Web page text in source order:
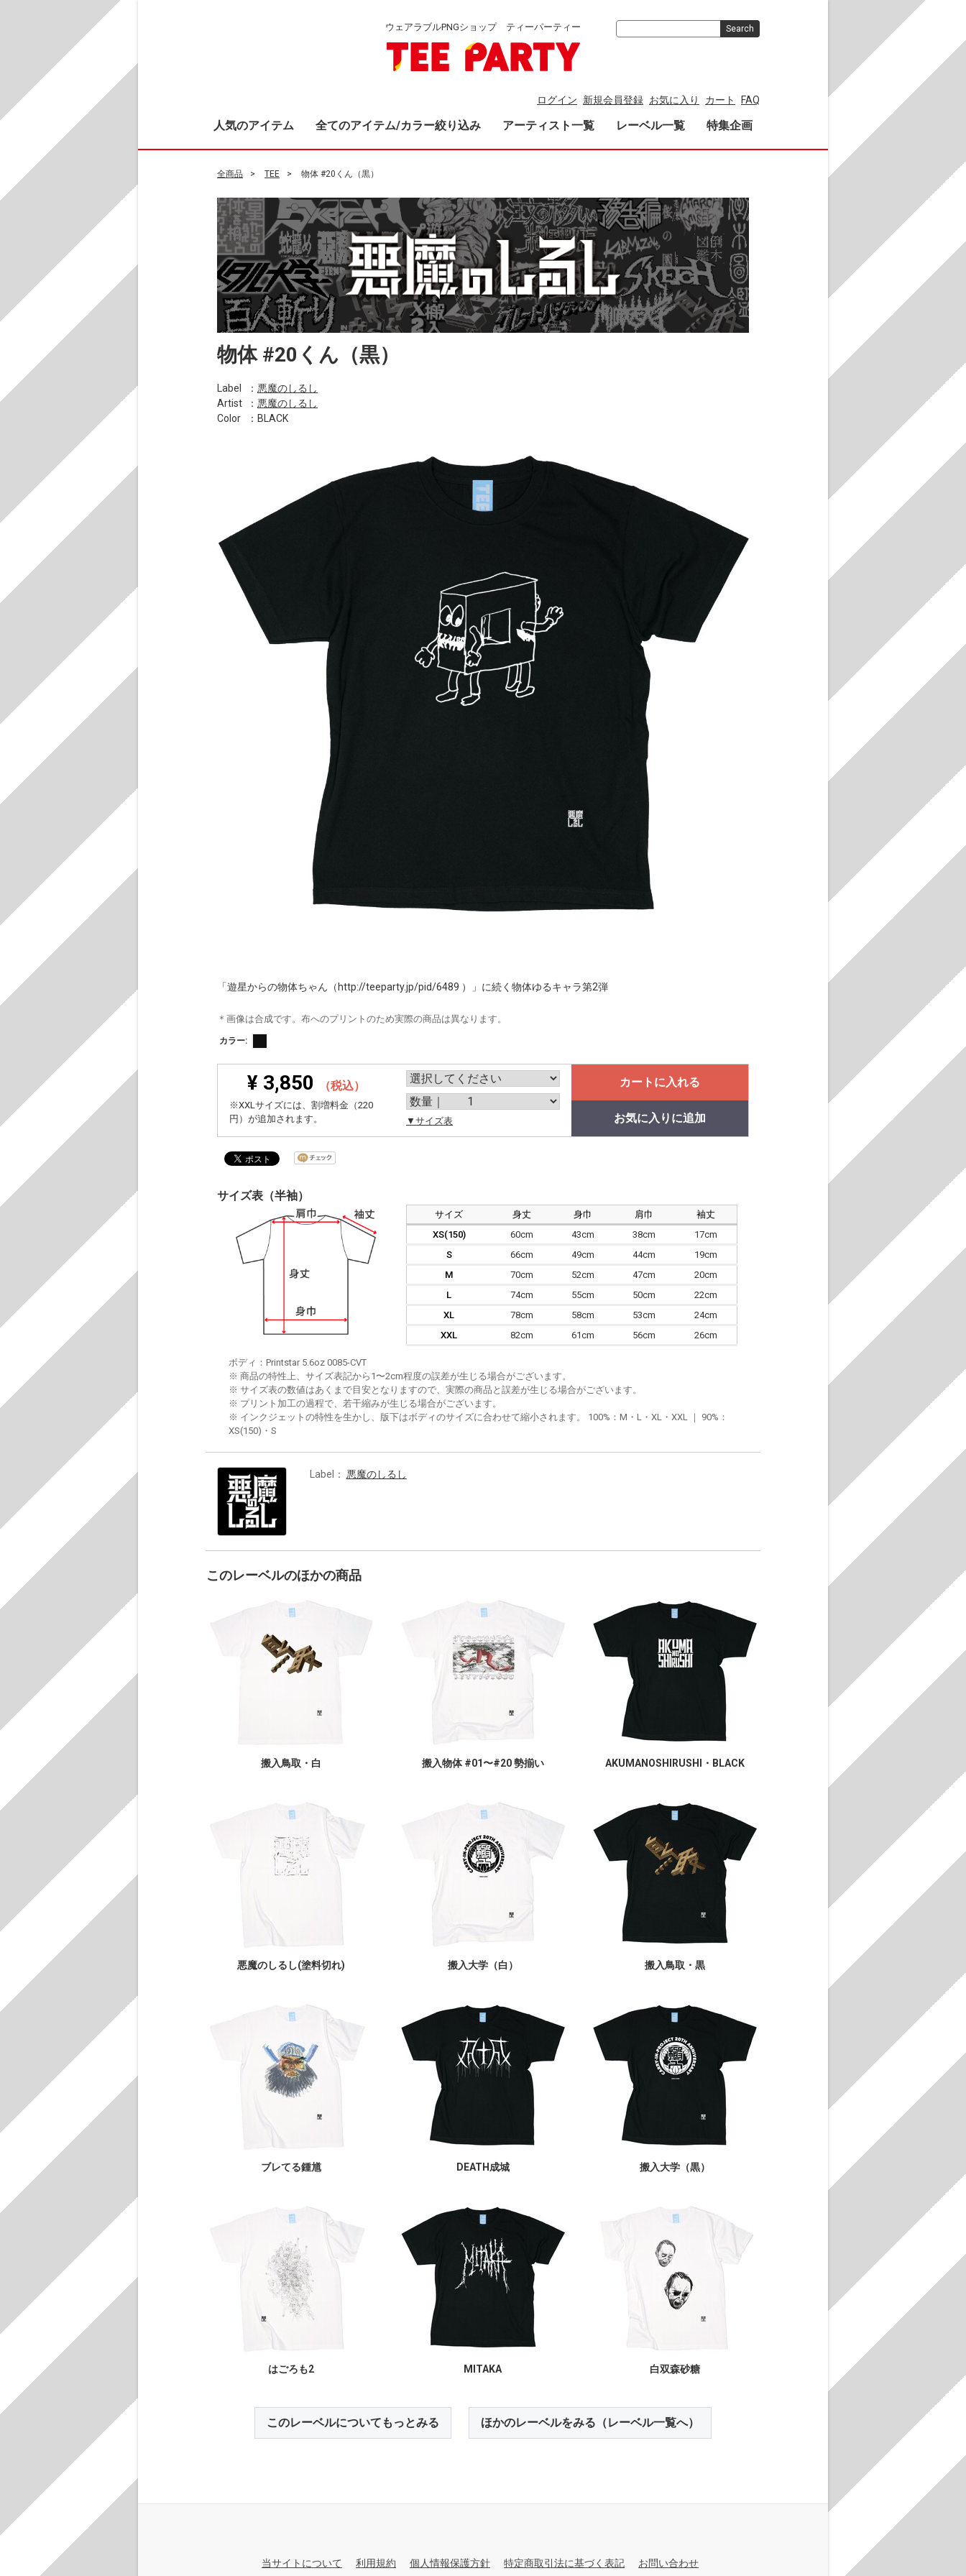
ウェアラブルPNGショップ ティーパーティー
ログイン 新規会員登録 お気に入り カート FAQ
人気のアイテム 全てのアイテム/カラー絞り込み アーティスト一覧 レーベル一覧 特集企画
Search
全商品 TEE 物体 #20くん（黒）
物体 #20くん（黒）
Label ： 悪魔のしるし
Artist
： 悪魔のしるし
Color
：BLACK
「遊星からの物体ちゃん（http://teeparty.jp/pid/6489 ）」に続く物体ゆるキャラ第2弾
＊画像は合成です。布へのプリントのため実際の商品は異なります。
カラー:
¥ 3,850 （税込）
※XXLサイズには、割増料金（220
円）が追加されます。
▼サイズ表
カートに入れる
お気に入りに追加
サイズ表（半袖）
サイズ 身丈 身巾 肩巾
袖丈
XS(150)
60cm 43cm 38cm
17cm
S
66cm 49cm 44cm
19cm
M
70cm 52cm 47cm
20cm
L
74cm 55cm 50cm
22cm
XL
78cm 58cm 53cm
24cm
XXL
82cm 61cm 56cm 26cm
ボディ：Printstar 5.6oz 0085-CVT
※ 商品の特性上、サイズ表記から1〜2cm程度の誤差が生じる場合がございます。
※ サイズ表の数値はあくまで目安となりますので、実際の商品と誤差が生じる場合がございます。
※ プリント加工の過程で、若干縮みが生じる場合がございます。
※ インクジェットの特性を生かし、版下はボディのサイズに合わせて縮小されます。 100%：M・L・XL・XXL ｜ 90%：
XS(150)・S
Label： 悪魔のしるし
このレーベルのほかの商品
搬入鳥取・白 搬入物体 #01〜#20 勢揃い AKUMANOSHIRUSHI・BLACK
悪魔のしるし(塗料切れ) 搬入大学（白） 搬入鳥取・黒
ブレてる鍾馗 DEATH成城 搬入大学（黒）
はごろも2 MITAKA 白双森砂糖
このレーベルについてもっとみる ほかのレーベルをみる（レーベル一覧へ）
当サイトについて 利用規約 個人情報保護方針 特定商取引法に基づく表記 お問い合わせ